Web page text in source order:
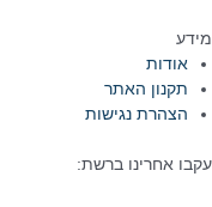
מידע
אודות
תקנון האתר
הצהרת נגישות
עקבו אחרינו ברשת: